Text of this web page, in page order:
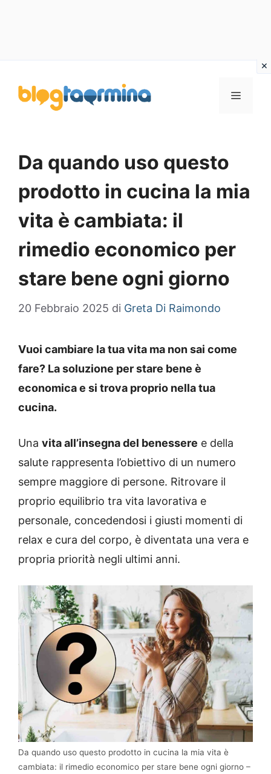
contenuto
MENU
Da quando uso questo
prodotto in cucina la mia
vita è cambiata: il
rimedio economico per
stare bene ogni giorno
20 Febbraio 2025 di Greta Di Raimondo
Vuoi cambiare la tua vita ma non sai come
fare? La soluzione per stare bene è
economica e si trova proprio nella tua
cucina.
Una vita all’insegna del benessere e della
salute rappresenta l’obiettivo di un numero
sempre maggiore di persone. Ritrovare il
proprio equilibrio tra vita lavorativa e
personale, concedendosi i giusti momenti di
relax e cura del corpo, è diventata una vera e
propria priorità negli ultimi anni.
Da quando uso questo prodotto in cucina la mia vita è
cambiata: il rimedio economico per stare bene ogni giorno –